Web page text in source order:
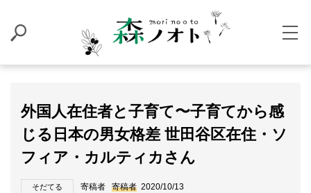
外国人在住者と子育て〜子育てから感
じる日本の男女格差 世田谷区在住・ソ
フィア・カルティカさん
そだてる 寄稿者 寄稿者 2020/10/13